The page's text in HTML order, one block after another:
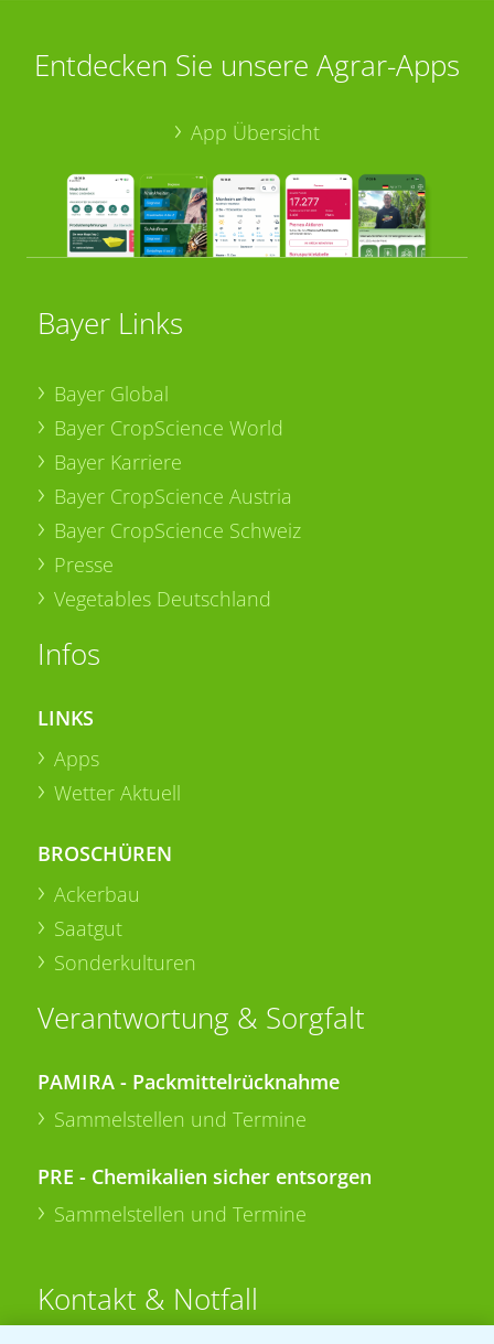
Entdecken Sie unsere Agrar-Apps
App Übersicht
Bayer Links
Bayer Global
Bayer CropScience World
Bayer Karriere
Bayer CropScience Austria
Bayer CropScience Schweiz
Presse
Vegetables Deutschland
Infos
LINKS
Apps
Wetter Aktuell
BROSCHÜREN
Ackerbau
Saatgut
Sonderkulturen
Verantwortung & Sorgfalt
PAMIRA - Packmittelrücknahme
Sammelstellen und Termine
PRE - Chemikalien sicher entsorgen
Sammelstellen und Termine
Kontakt & Notfall